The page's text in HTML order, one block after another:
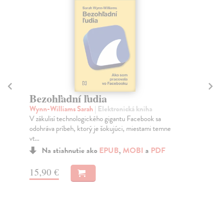
Bezohľadní ľudia
Wynn-Williams Sarah | Elektronická kniha
V zákulisí technologického gigantu Facebook sa
odohráva príbeh, ktorý je šokujúci, miestami temne
vt...
Na stiahnutie ako EPUB,MOBI a PDF
15,90 €